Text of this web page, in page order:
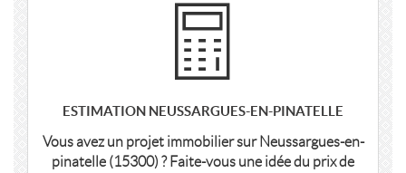
ESTIMATION NEUSSARGUES-EN-PINATELLE
Vous avez un projet immobilier sur Neussargues-en-
pinatelle (15300) ? Faite-vous une idée du prix de